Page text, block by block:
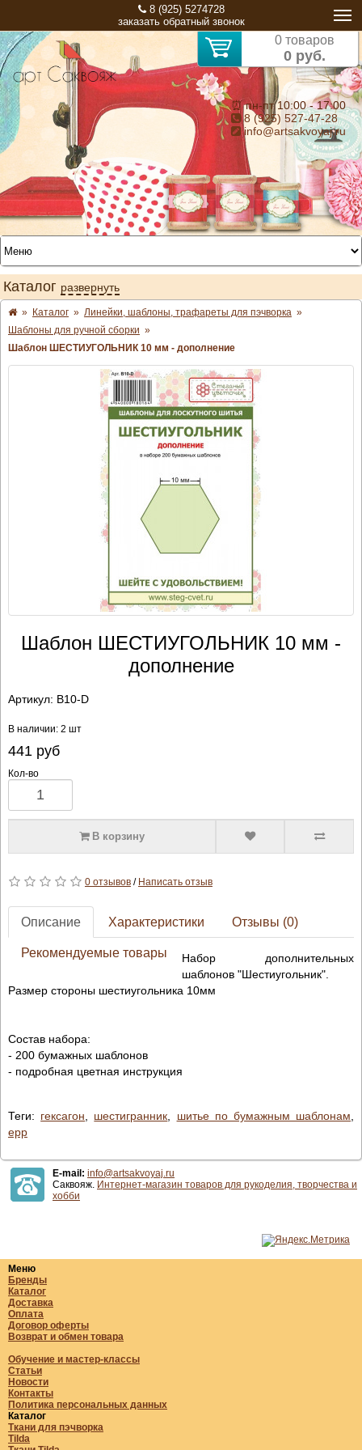
8 (925) 5274728
заказать обратный звонок
0 товаров
0 руб.
⏰ пн-пт 10:00 - 17:00
8 (925) 527-47-28
info@artsakvoyaj.ru
Каталог развернуть
» Каталог » Линейки, шаблоны, трафареты для пэчворка »
Шаблоны для ручной сборки »
Шаблон ШЕСТИУГОЛЬНИК 10 мм - дополнение
Шаблон ШЕСТИУГОЛЬНИК 10 мм -
дополнение
Артикул: B10-D
В наличии: 2 шт
441 руб
Кол-во
В корзину
0 отзывов/ Написать отзыв
Описание Характеристики Отзывы (0)
Рекомендуемые товары
Набор дополнительных
шаблонов "Шестиугольник".
Размер стороны шестиугольника 10мм
Состав набора:
- 200 бумажных шаблонов
- подробная цветная инструкция
Теги: гексагон шестигранник шитье по бумажным шаблонам
epp
E-mail: info@artsakvoyaj.ru
Саквояж. Интернет-магазин товаров для рукоделия, творчества и
хобби
Меню
Бренды
Каталог
Доставка
Оплата
Договор оферты
Возврат и обмен товара
Обучение и мастер-классы
Статьи
Новости
Контакты
Политика персональных данных
Каталог
Ткани для пэчворка
Tilda